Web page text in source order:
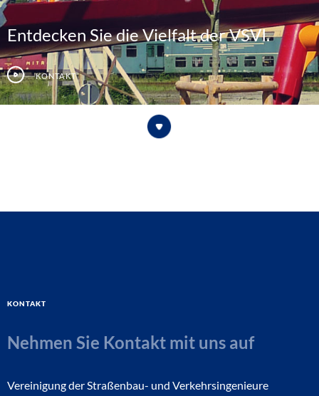
Entdecken Sie die Vielfalt der VSVI.
Kontakt
Kontakt
Nehmen Sie Kontakt mit uns auf
Vereinigung der Straßenbau- und Verkehrsingenieure